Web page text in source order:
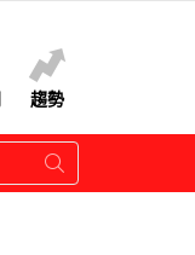
趨勢